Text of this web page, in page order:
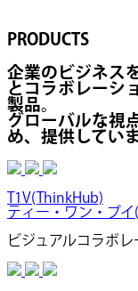
PRODUCTS
企業のビジネス
とコラボレーシ
製品。
グローバルな視
め、提供していま
T1V(ThinkHub)
ティー・ワン・ブ
ビジュアルコラボ